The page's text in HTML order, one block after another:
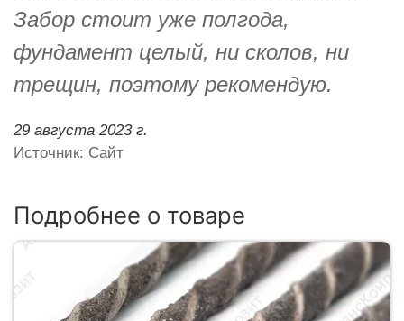
Забор стоит уже полгода,
фундамент целый, ни сколов, ни
трещин, поэтому рекомендую.
29 августа 2023 г.
Источник: Сайт
Подробнее о товаре